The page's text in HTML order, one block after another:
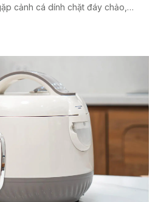
cảnh cá dính chặt đáy chảo,